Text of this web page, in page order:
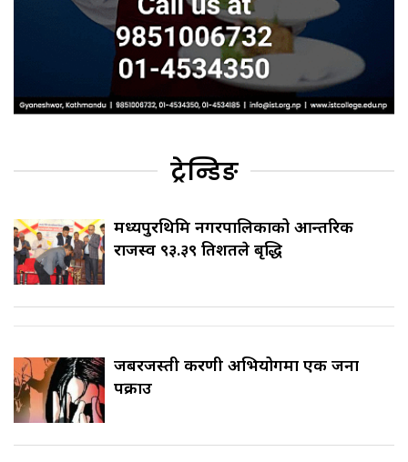
ट्रेन्डिङ
मध्यपुरथिमि नगरपालिकाको आन्तरिक
राजस्व ९३.३९ प्रतिशतले बृद्धि
जबरजस्ती करणी अभियोगमा एक जना
पक्राउ